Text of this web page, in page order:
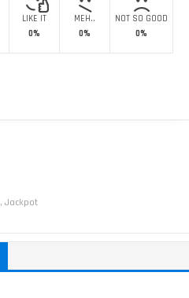
LIKE IT
0%
MEH..
0%
NOT SO GOOD
0%
, Jackpot